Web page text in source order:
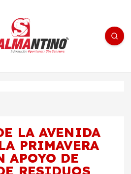
- medios/noticias/editorial
LA AVENIDA
PRIMAVERA
APOYO DE
RESIDUOS